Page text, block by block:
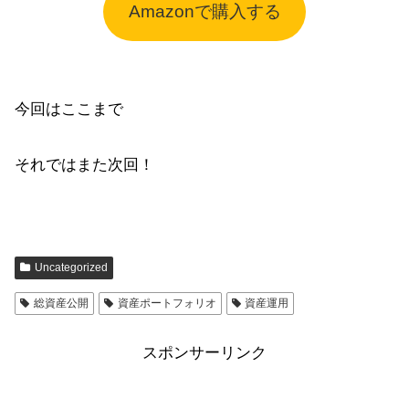
Amazonで購入する
今回はここまで
それではまた次回！
Uncategorized
総資産公開 資産ポートフォリオ 資産運用
スポンサーリンク